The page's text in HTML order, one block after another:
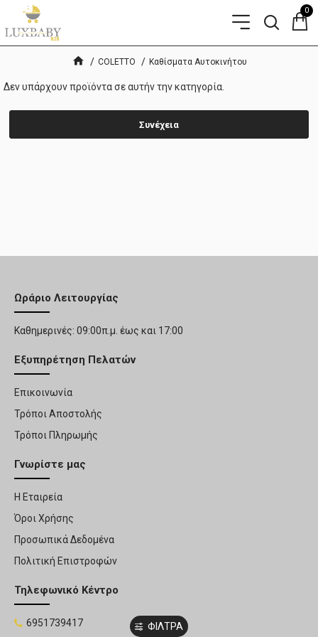
0
COLETTO Καθίσματα Αυτοκινήτου
Δεν υπάρχουν προϊόντα σε αυτήν την κατηγορία.
Συνέχεια
Ωράριο Λειτουργίας
Καθημερινές: 09:00π.μ. έως και 17:00
Εξυπηρέτηση Πελατών
Επικοινωνία
Τρόποι Αποστολής
Τρόποι Πληρωμής
Γνωρίστε μας
Η Εταιρεία
Όροι Χρήσης
Προσωπικά Δεδομένα
Πολιτική Επιστροφών
Τηλεφωνικό Κέντρο
6951739417 ΦΙΛΤΡΑ